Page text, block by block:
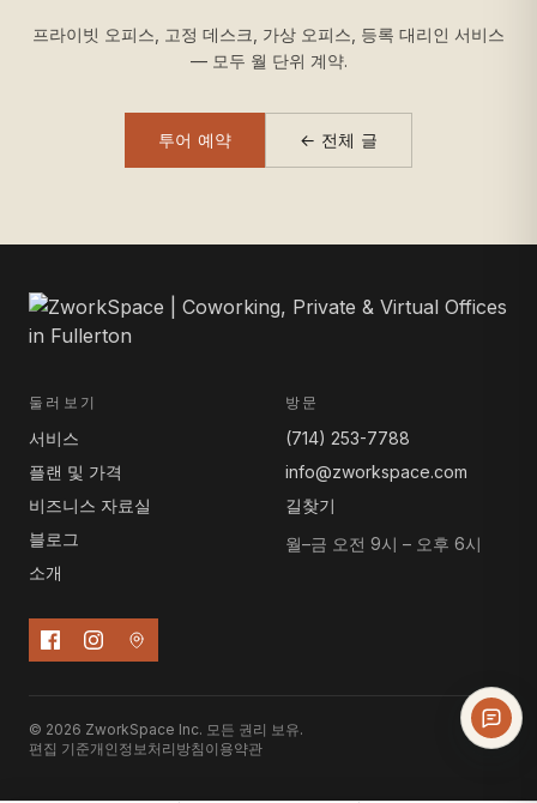
프라이빗 오피스, 고정 데스크, 가상 오피스, 등록 대리인 서비스
— 모두 월 단위 계약.
투어 예약 ← 전체 글
둘러보기
서비스
플랜 및 가격
비즈니스 자료실
블로그
소개
방문
(714) 253-7788
info@zworkspace.com
길찾기
월–금 오전 9시 – 오후 6시
© 2026 ZworkSpace Inc. 모든 권리 보유.
편집 기준개인정보처리방침 이용약관